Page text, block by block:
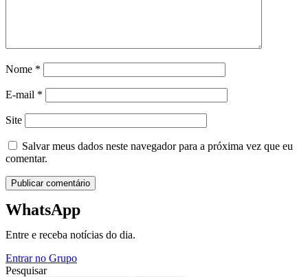
Nome *
E-mail *
Site
Salvar meus dados neste navegador para a próxima vez que eu
comentar.
WhatsApp
Entre e receba notícias do dia.
Entrar no Grupo
Pesquisar